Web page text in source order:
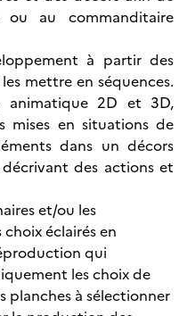
ou au commanditaire
à partir des
mettre en séquences.
animatique 2D et 3D,
en situations de
dans un décors
décrivant des actions et
et/ou les
éclairés en
qui
les choix de
planches à sélectionner